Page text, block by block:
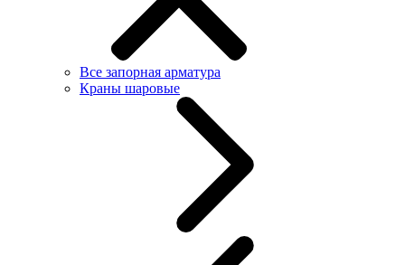
Все запорная арматура
Краны шаровые